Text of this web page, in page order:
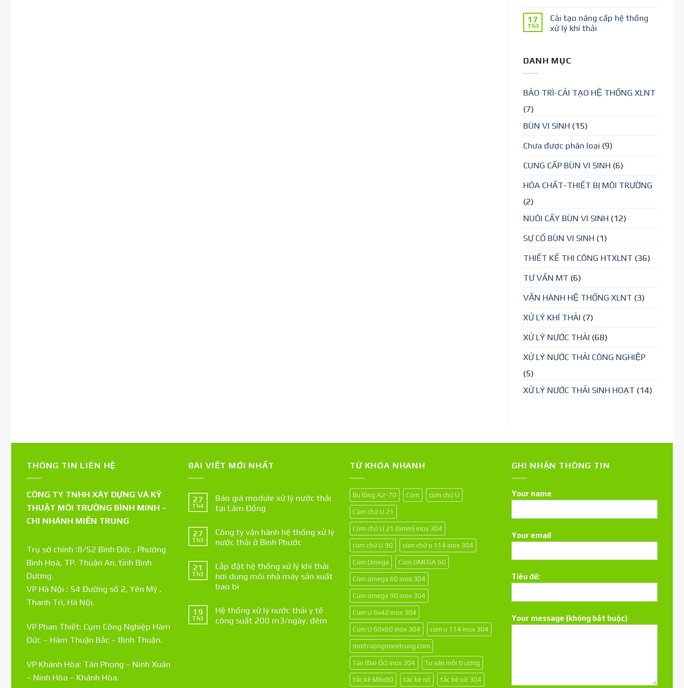
17
Th3
Cải tạo nâng cấp hệ thống
xử lý khí thải
DANH MỤC
BẢO TRÌ-CẢI TẠO HỆ THỐNG XLNT
(7)
BÙN VI SINH (15)
Chưa được phân loại (9)
CUNG CẤP BÙN VI SINH (6)
HÓA CHẤT-THIẾT BỊ MÔI TRƯỜNG
(2)
NUÔI CẤY BÙN VI SINH (12)
SỰ CỐ BÙN VI SINH (1)
THIẾT KẾ THI CÔNG HTXLNT (36)
TƯ VẤN MT (6)
VẬN HÀNH HỆ THỐNG XLNT (3)
XỬ LÝ KHÍ THẢI (7)
XỬ LÝ NƯỚC THẢI (68)
XỬ LÝ NƯỚC THẢI CÔNG NGHIỆP
(5)
XỬ LÝ NƯỚC THẢI SINH HOẠT (14)
THÔNG TIN LIÊN HỆ
CÔNG TY TNHH XÂY DỰNG VÀ KỸ
THUẬT MÔI TRƯỜNG BÌNH MINH –
CHI NHÁNH MIỀN TRUNG
Trụ sở chính :8/52 Bình Đức , Phường
Bình Hoà, TP. Thuận An, tỉnh Bình
Dương.
VP Hà Nội : 54 Đường số 2, Yên Mỹ ,
Thanh Trì, Hà Nội.
VP Phan Thiết: Cụm Công Nghiệp Hàm
Đức – Hàm Thuận Bắc – Bình Thuận.
VP Khánh Hòa: Tân Phong – Ninh Xuân
– Ninh Hòa – Khánh Hòa.
BÀI VIẾT MỚI NHẤT
27
Th4
Báo giá module xử lý nước thải
tại Lâm Đồng
27
Th3
Công ty vận hành hệ thống xử lý
nước thải ở Bình Phước
21
Th3
Lắp đặt hệ thống xử lý khí thải
hơi dung môi nhà máy sản xuất
bao bì
19
Th3
Hệ thống xử lý nước thải y tế
công suất 200 m3/ngày. đêm
TỪ KHÓA NHANH
Bu lông A2-70 Cùm cùm chữ U
Cùm chữ U 21
Cùm chữ U 21 (6mm) inox 304
cùm chữ U 90 cùm chữ u 114 inox 304
Cùm Omega Cùm OMEGA 60
Cùm omega 60 inox 304
Cùm omega 90 inox 304
Cùm U 6x42 inox 304
Cùm U 60x60 inox 304 cùm u 114 inox 304
moitruongmientrung.com
Tán (Đai Ốc) inox 304 Tư vấn môi trường
tắc kê M8x80 tắc kê nở tắc kê nở 304
GHI NHẬN THÔNG TIN
Your name
Your email
Tiêu đề:
Your message (không bắt buộc)